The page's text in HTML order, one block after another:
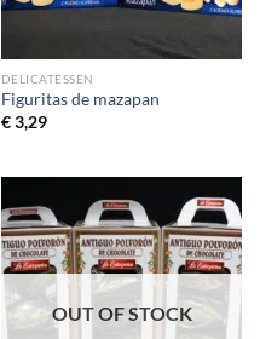
DELICATESSEN
Figuritas de mazapan
€3,29
OUT OF STOCK